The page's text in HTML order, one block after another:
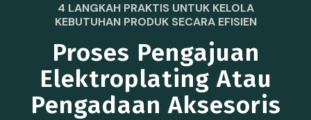
4 LANGKAH PRAKTIS UNTUK KELOLA
KEBUTUHAN PRODUK SECARA EFISIEN
Proses Pengajuan
Elektroplating Atau
Pengadaan Aksesoris